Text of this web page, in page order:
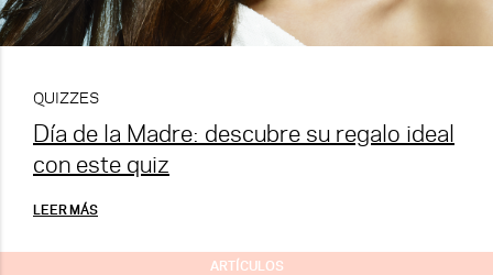
QUIZZES
Día de la Madre: descubre su regalo ideal
con este quiz
LEER MÁS
ARTÍCULOS